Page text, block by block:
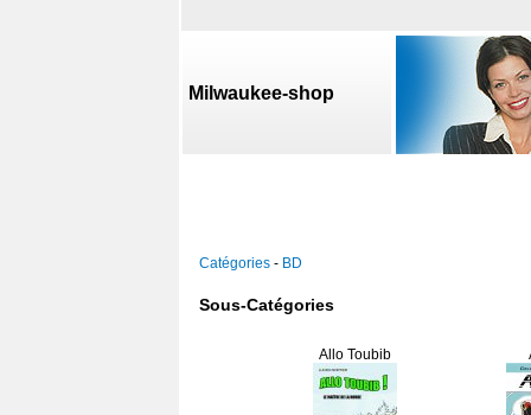
Milwaukee-shop
Catégories- BD
Sous-Catégories
Allo Toubib